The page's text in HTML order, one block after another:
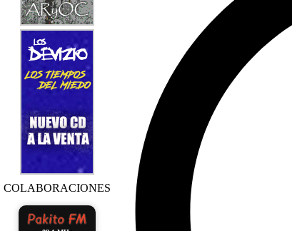
COLABORACIONES